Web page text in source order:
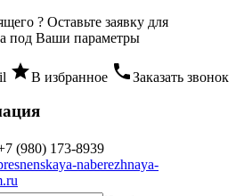
? Оставьте заявку для
под Ваши параметры
starВ избранное phoneЗаказать звонок
(980) 173-8939
naberezhnaya-